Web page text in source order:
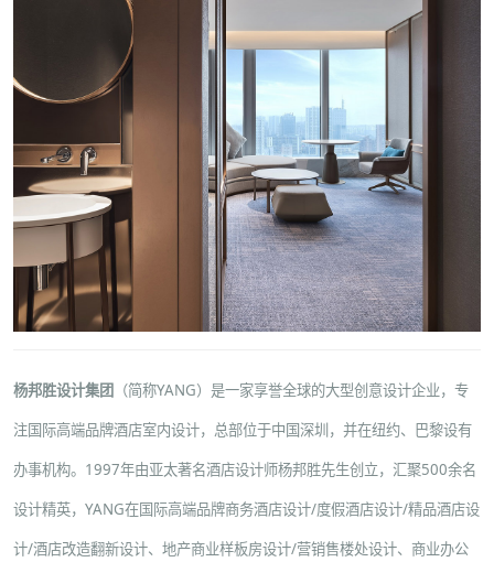
杨邦胜设计集团 （简称YANG）是一家享誉全球的大型创意设计企业，专
注国际高端品牌酒店室内设计，总部位于中国深圳，并在纽约、巴黎设有
办事机构。1997年由亚太著名酒店设计师杨邦胜先生创立，汇聚500余名
设计精英，YANG在国际高端品牌商务酒店设计/度假酒店设计/精品酒店设
计/酒店改造翻新设计、 地产商业样板房设计/营销售楼处设计、 商业办公